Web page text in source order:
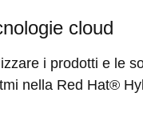
cloud
i prodotti e le
nella Red Hat®